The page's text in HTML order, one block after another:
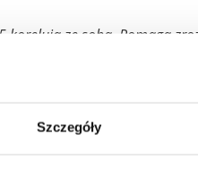
Szczegóły
ze sobą. Pomaga
obecnie problem."